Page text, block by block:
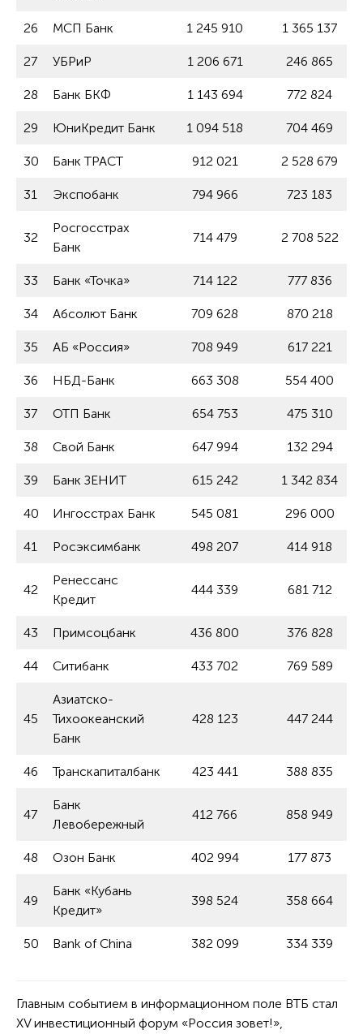
26 МСП Банк 1 245 910 1 365 137
27 УБРиР 1 206 671 246 865
28 Банк БКФ 1 143 694 772 824
29 ЮниКредит Банк 1 094 518 704 469
30 Банк ТРАСТ 912 021 2 528 679
31 Экспобанк 794 966 723 183
32
Росгосстрах
Банк
714 479 2 708 522
33 Банк «Точка» 714 122 777 836
34 Абсолют Банк 709 628 870 218
35 АБ «Россия» 708 949 617 221
36 НБД-Банк 663 308 554 400
37 ОТП Банк 654 753 475 310
38 Свой Банк 647 994 132 294
39 Банк ЗЕНИТ 615 242 1 342 834
40 Ингосстрах Банк 545 081 296 000
41 Росэксимбанк 498 207 414 918
42
Ренессанс
Кредит
444 339 681 712
43 Примсоцбанк 436 800 376 828
44 Ситибанк 433 702 769 589
45
Азиатско-
Тихоокеанский
Банк
428 123 447 244
46 Транскапиталбанк 423 441 388 835
47
Банк
Левобережный
412 766 858 949
48 Озон Банк 402 994 177 873
49
Банк «Кубань
Кредит»
398 524 358 664
50 Bank of China 382 099 334 339
Главным событием в информационном поле ВТБ стал
XV инвестиционный форум «Россия зовет!»,